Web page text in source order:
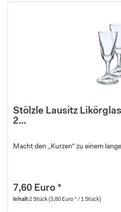
Stölzle Lausitz
2...
Macht den „Kurzen“ zu einem
7,60 Euro *
Inhalt2 Stück(3,80 Euro * / 1 Stück)